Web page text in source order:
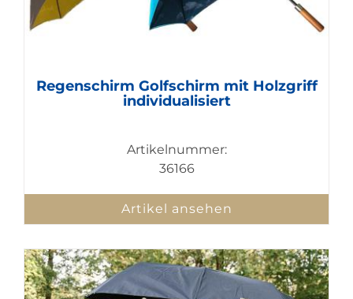
Regenschirm Golfschirm mit Holzgriff
individualisiert
Artikelnummer:
36166
Artikel ansehen